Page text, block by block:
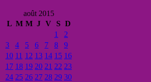
août 2015
L M M J V S D
1
2
3
4 5 6 7 8
9
10 11 12 13 14 15 16
17 18 19 20 21 22 23
24 25 26 27 28 29 30